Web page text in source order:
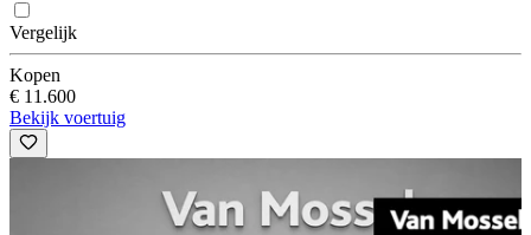
Vergelijk
Kopen
€ 11.600
Bekijk voertuig